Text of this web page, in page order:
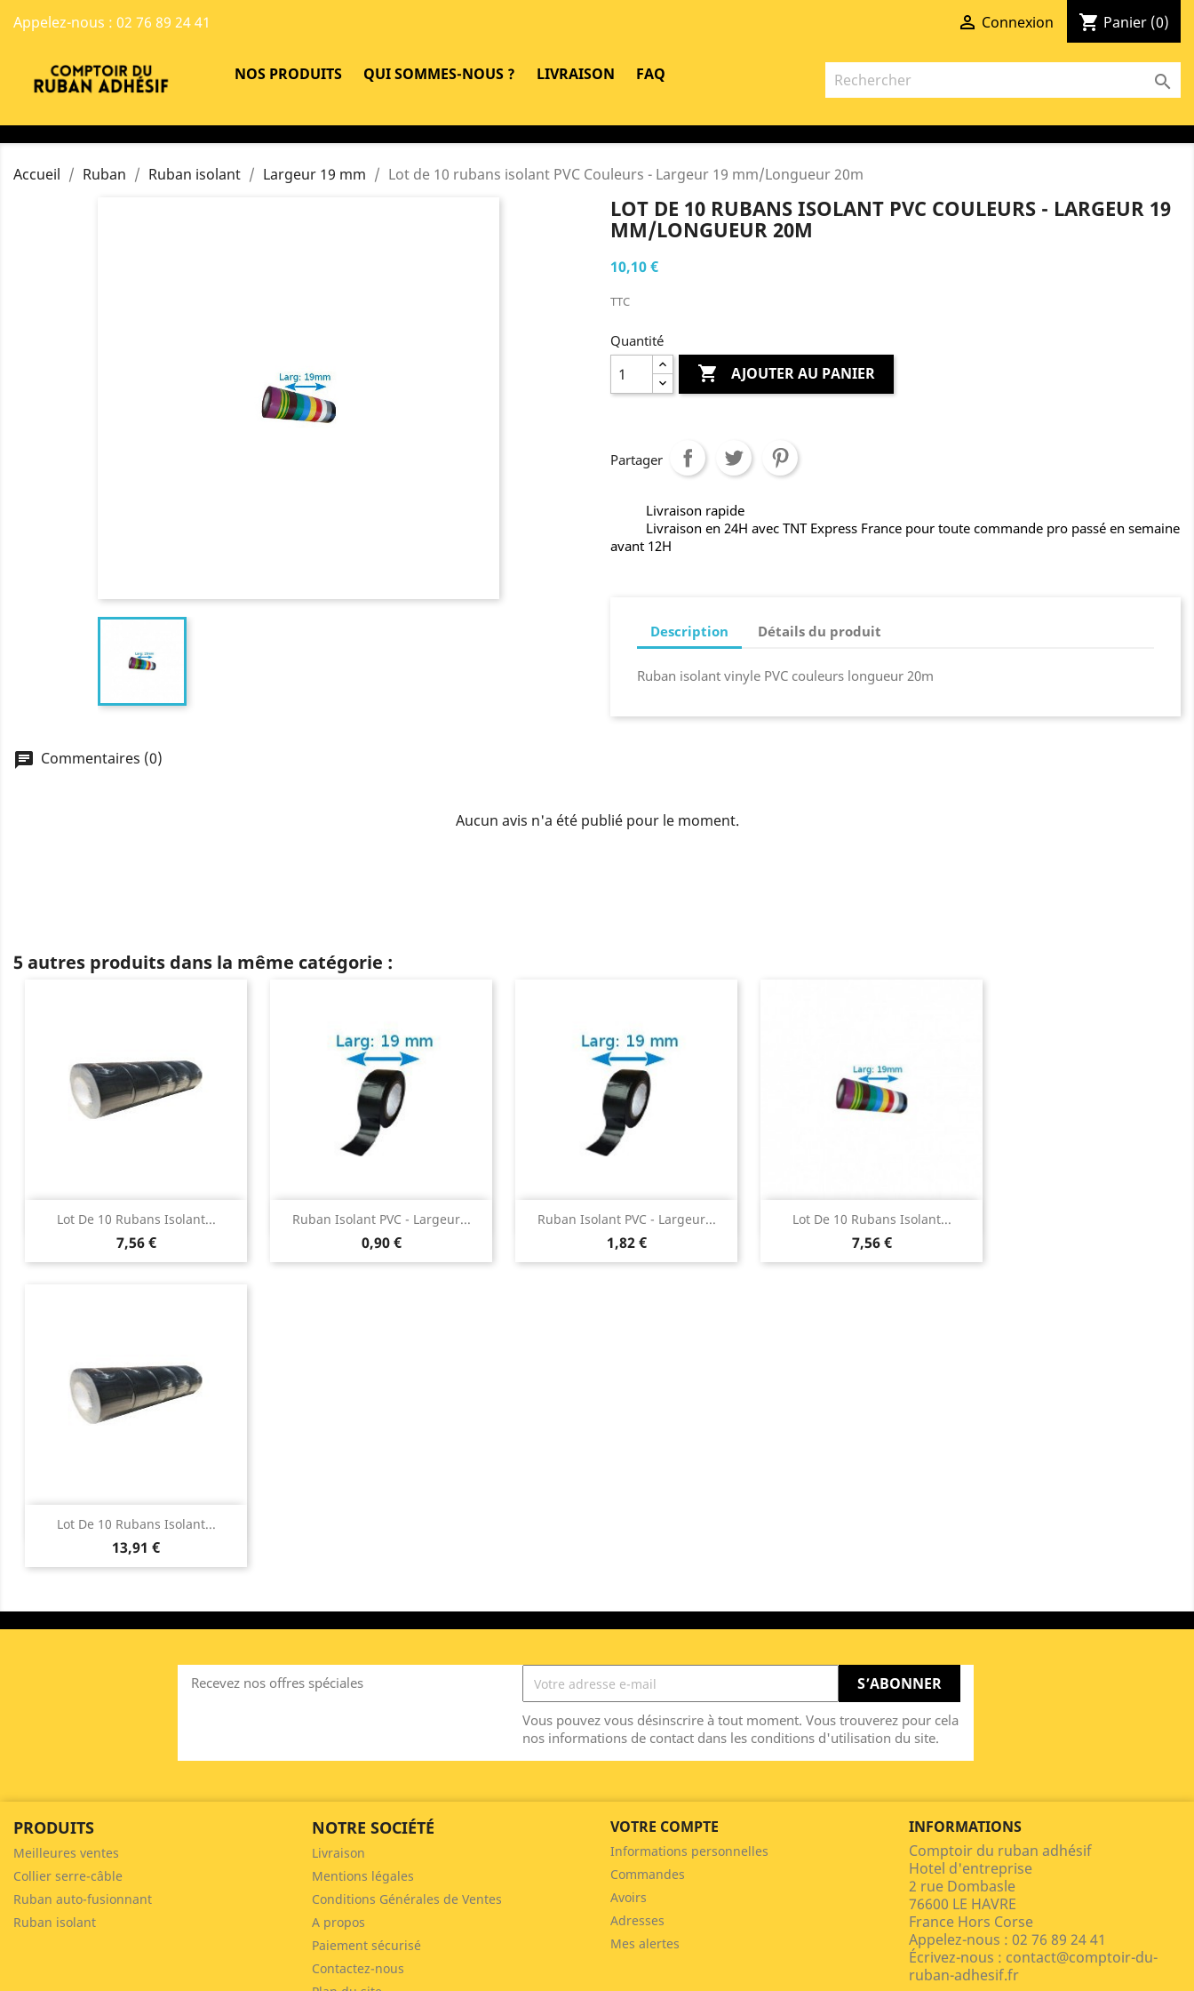
Appelez-nous : 02 76 89 24 41  Connexion shopping_cart Panier (0)
NOS PRODUITS QUI SOMMES-NOUS ? LIVRAISON FAQ 
Accueil Ruban Ruban isolant Largeur 19 mm Lot de 10 rubans isolant PVC Couleurs - Largeur 19 mm/Longueur 20m
LOT DE 10 RUBANS ISOLANT PVC COULEURS - LARGEUR 19
MM/LONGUEUR 20M
10,10 €
TTC
Quantité
 AJOUTER AU PANIER
Partager
Livraison rapide
Livraison en 24H avec TNT Express France pour toute commande pro passé en semaine
avant 12H
Description Détails du produit
Ruban isolant vinyle PVC couleurs longueur 20m
chat Commentaires (0)
Aucun avis n'a été publié pour le moment.
5 autres produits dans la même catégorie :
Lot De 10 Rubans Isolant...
7,56 €
 Aperçu rapide Ruban Isolant PVC - Largeur...
0,90 €
Aperçu rapide Ruban Isolant PVC - Largeur...
1,82 €
Aperçu rapide Lot De 10 Rubans Isolant...
7,56 €
 Aperçu rapide
Lot De 10 Rubans Isolant...
13,91 €
 Aperçu rapide
Recevez nos offres spéciales
Vous pouvez vous désinscrire à tout moment. Vous trouverez pour cela
nos informations de contact dans les conditions d'utilisation du site.
PRODUITS
Meilleures ventes
Collier serre-câble
Ruban auto-fusionnant
Ruban isolant
NOTRE SOCIÉTÉ
Livraison
Mentions légales
Conditions Générales de Ventes
A propos
Paiement sécurisé
Contactez-nous
VOTRE COMPTE
Informations personnelles
Commandes
Avoirs
Adresses
Mes alertes
INFORMATIONS
Comptoir du ruban adhésif
Hotel d'entreprise
2 rue Dombasle
76600 LE HAVRE
France Hors Corse
Appelez-nous : 02 76 89 24 41
Écrivez-nous : contact@comptoir-du-
ruban-adhesif.fr